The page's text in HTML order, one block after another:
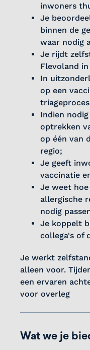
inwoners
Je
binnen de
waar nodig
Je rijdt
Flevoland
In
op een
Indien
optrekken
op één van
regio;
Je geeft
vaccinatie
Je weet
allergische
nodig
Je koppelt
collega's of
Je werkt
alleen voor.
een ervaren
voor overleg
Wat we je